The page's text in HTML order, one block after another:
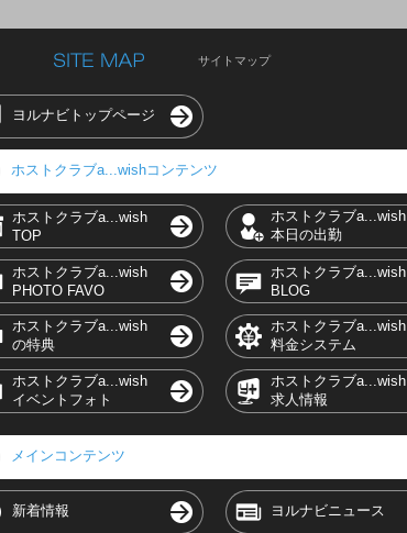
サイトマップ
ヨルナビトップページ
ホストクラブa...wishコンテンツ
ホストクラブa...wish
TOP
ホストクラブa...wish
本日の出勤
ホストクラブa...wish
PHOTO FAVO
ホストクラブa...wish
BLOG
ホストクラブa...wish
の特典
ホストクラブa...wish
料金システム
ホストクラブa...wish
イベントフォト
ホストクラブa...wish
求人情報
メインコンテンツ
新着情報 ヨルナビニュース